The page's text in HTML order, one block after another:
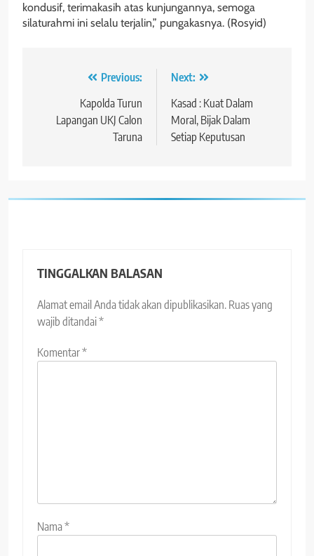
kondusif, terimakasih atas kunjungannya, semoga
silaturahmi ini selalu terjalin,” pungakasnya. (Rosyid)
Navigasi Previous:
Kapolda Turun
Lapangan UKJ Calon
Taruna
Next:
Kasad : Kuat Dalam
Moral, Bijak Dalam
Setiap Keputusan
TINGGALKAN BALASAN
Alamat email Anda tidak akan dipublikasikan. Ruas yang
wajib ditandai*
Komentar*
Nama*